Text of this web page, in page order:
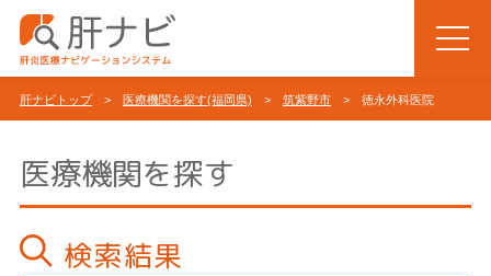
肝ナビトップ> 医療機関を探す(福岡県) > 筑紫野市 > 徳永外科医院
医療機関を探す
検索結果